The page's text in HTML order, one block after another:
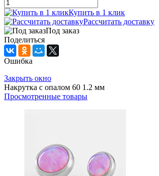
Купить в 1 клик
Рассчитать доставку
Под заказ
Поделиться
Ошибка
Закрыть окно
Накрутка с опалом 60 1.2 мм
Просмотренные товары